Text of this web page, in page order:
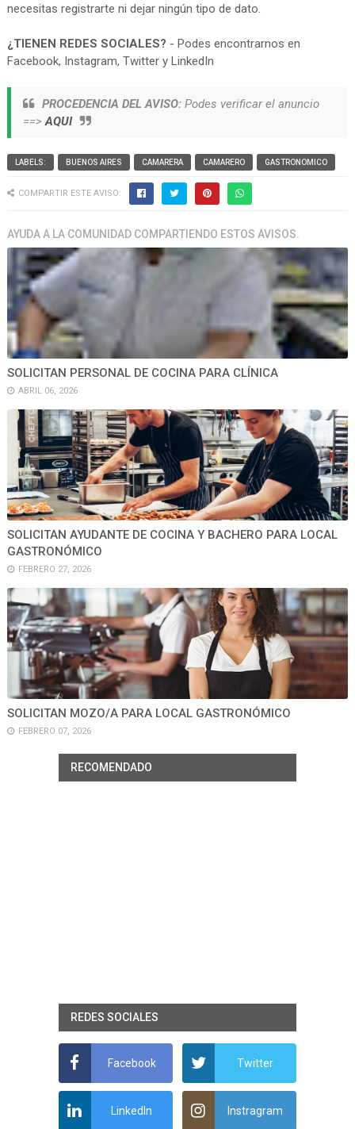
necesitas registrarte ni dejar ningún tipo de dato.
¿TIENEN REDES SOCIALES? - Podes encontrarnos en
Facebook, Instagram, Twitter y LinkedIn
PROCEDENCIA DEL AVISO:Podes verificar el anuncio
==>AQUI
LABELS: BUENOS AIRES CAMARERA CAMARERO GASTRONOMICO
COMPARTIR ESTE AVISO:
AYUDA A LA COMUNIDAD COMPARTIENDO ESTOS AVISOS.
SOLICITAN PERSONAL DE COCINA PARA CLÍNICA
ABRIL 06, 2026
SOLICITAN AYUDANTE DE COCINA Y BACHERO PARA LOCAL
GASTRONÓMICO
FEBRERO 27, 2026
SOLICITAN MOZO/A PARA LOCAL GASTRONÓMICO
FEBRERO 07, 2026
RECOMENDADO
REDES SOCIALES
Facebook Twitter
LinkedIn Instragram